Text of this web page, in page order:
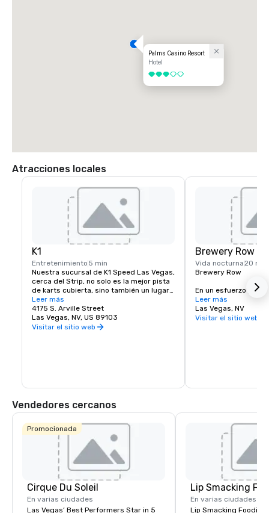
Palms Casino Resort
Hotel
3 de 5
Atracciones locales
K1
Entretenimiento 5 min
Nuestra sucursal de K1 Speed Las Vegas,
cerca del Strip, no solo es la mejor pista
de karts cubierta, sino también un lugar
de entretenimiento de primera clase
diseñado para mantenerte entretenido y
ocupado. Si quieres experimentar el
karting bajo techo, estás interesado en
Leer más
4175 S. Arville Street
Las Vegas, NV, US 89103
Visitar el sitio web
Brewery Row
Vida nocturna20 min
Brewery Row
En un esfuerzo por
de la cerveza
ciudades de todo el
Brewery Row en el
Leer más
Las Vegas, NV
Visitar el sitio web
Vendedores cercanos
Promocionada
Cirque Du Soleil
En varias ciudades
Las Vegas’ Best Performers Star in 5
Lip Smacking
En varias ciudades
Lip Smacking Foodie